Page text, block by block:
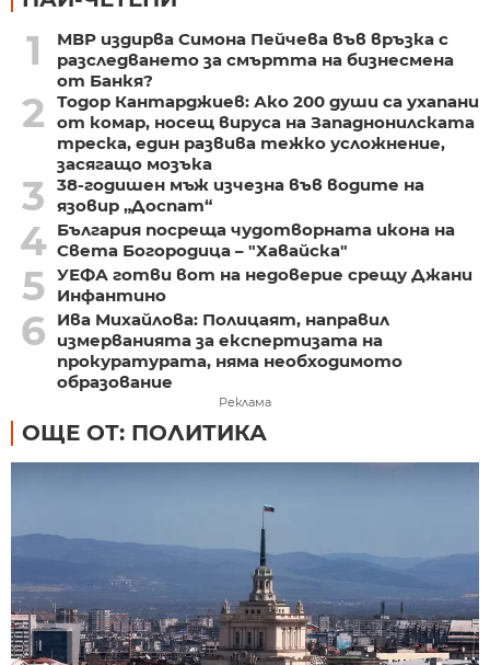
1
МВР издирва Симона Пейчева във връзка с
разследването за смъртта на бизнесмена
от Банкя?
2
Тодор Кантарджиев: Ако 200 души са ухапани
от комар, носещ вируса на Западнонилската
треска, един развива тежко усложнение,
засягащо мозъка
3
38-годишен мъж изчезна във водите на
язовир „Доспат“
4 България посреща чудотворната икона на
Света Богородица – "Хавайска"
5 УЕФА готви вот на недоверие срещу Джани
Инфантино
6
Ива Михайлова: Полицаят, направил
измерванията за експертизата на
прокуратурата, няма необходимото
образование
Реклама
ОЩЕ ОТ: ПОЛИТИКА